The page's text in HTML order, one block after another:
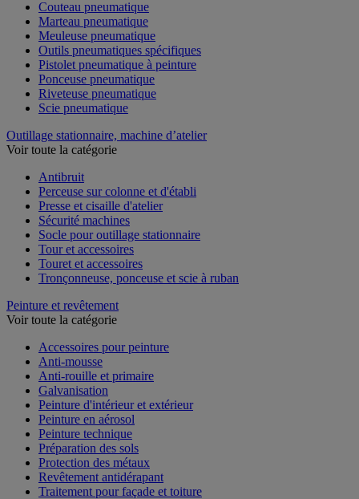
Couteau pneumatique
Marteau pneumatique
Meuleuse pneumatique
Outils pneumatiques spécifiques
Pistolet pneumatique à peinture
Ponceuse pneumatique
Riveteuse pneumatique
Scie pneumatique
Outillage stationnaire, machine d’atelier
Voir toute la catégorie
Antibruit
Perceuse sur colonne et d'établi
Presse et cisaille d'atelier
Sécurité machines
Socle pour outillage stationnaire
Tour et accessoires
Touret et accessoires
Tronçonneuse, ponceuse et scie à ruban
Peinture et revêtement
Voir toute la catégorie
Accessoires pour peinture
Anti-mousse
Anti-rouille et primaire
Galvanisation
Peinture d'intérieur et extérieur
Peinture en aérosol
Peinture technique
Préparation des sols
Protection des métaux
Revêtement antidérapant
Traitement pour façade et toiture